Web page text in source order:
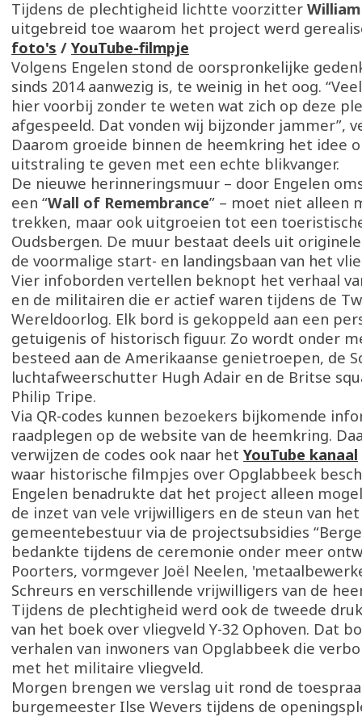
Tijdens de plechtigheid lichtte voorzitter
uitgebreid toe waarom het project werd
foto's / YouTube-filmpje
Volgens Engelen stond de oorspronkelijke
sinds 2014 aanwezig is, te weinig in het oog.
hier voorbij zonder te weten wat zich op deze
afgespeeld. Dat vonden wij bijzonder jammer”,
Daarom groeide binnen de heemkring het idee
uitstraling te geven met een echte blikvanger.
De nieuwe herinneringsmuur – door Engelen
een “Wall of Remembrance” – moet niet alleen
trekken, maar ook uitgroeien tot een
Oudsbergen. De muur bestaat deels uit originele
de voormalige start- en landingsbaan van het
Vier infoborden vertellen beknopt het verhaal
en de militairen die er actief waren tijdens de
Wereldoorlog. Elk bord is gekoppeld aan een
getuigenis of historisch figuur. Zo wordt onder
besteed aan de Amerikaanse genietroepen, de
luchtafweerschutter Hugh Adair en de Britse
Philip Tripe.
Via QR-codes kunnen bezoekers bijkomende
raadplegen op de website van de heemkring.
verwijzen de codes ook naar het YouTube kanaal
waar historische filmpjes over Opglabbeek
Engelen benadrukte dat het project alleen
de inzet van vele vrijwilligers en de steun van het
gemeentebestuur via de projectsubsidies
bedankte tijdens de ceremonie onder meer
Poorters, vormgever Joël Neelen,
Schreurs en verschillende vrijwilligers van de
Tijdens de plechtigheid werd ook de tweede
van het boek over vliegveld Y-32 Ophoven. Dat
verhalen van inwoners van Opglabbeek die
met het militaire vliegveld.
Morgen brengen we verslag uit rond de
burgemeester Ilse Wevers tijdens de